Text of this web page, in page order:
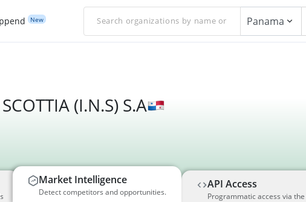
New Panama
(I.N.S) S.A
Market Intelligence
Detect competitors and opportunities.
API Access
Programmatic access via